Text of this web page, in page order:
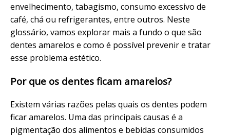
envelhecimento, tabagismo, consumo excessivo de
café, chá ou refrigerantes, entre outros. Neste
glossário, vamos explorar mais a fundo o que são
dentes amarelos e como é possível prevenir e tratar
esse problema estético.
Por que os dentes ficam amarelos?
Existem várias razões pelas quais os dentes podem
ficar amarelos. Uma das principais causas é a
pigmentação dos alimentos e bebidas consumidos